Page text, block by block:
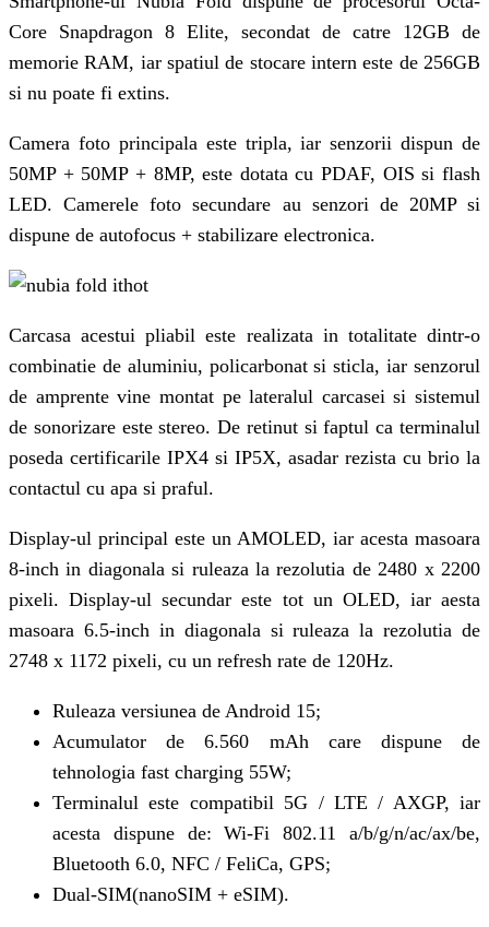
Core Snapdragon 8 Elite, secondat de catre 12GB de
memorie RAM, iar spatiul de stocare intern este de 256GB
si nu poate fi extins.
Camera foto principala este tripla, iar senzorii dispun de
50MP + 50MP + 8MP, este dotata cu PDAF, OIS si flash
LED. Camerele foto secundare au senzori de 20MP si
dispune de autofocus + stabilizare electronica.
Carcasa acestui pliabil este realizata in totalitate dintr-o
combinatie de aluminiu, policarbonat si sticla, iar senzorul
de amprente vine montat pe lateralul carcasei si sistemul
de sonorizare este stereo. De retinut si faptul ca terminalul
poseda certificarile IPX4 si IP5X, asadar rezista cu brio la
contactul cu apa si praful.
Display-ul principal este un AMOLED, iar acesta masoara
8-inch in diagonala si ruleaza la rezolutia de 2480 x 2200
pixeli. Display-ul secundar este tot un OLED, iar aesta
masoara 6.5-inch in diagonala si ruleaza la rezolutia de
2748 x 1172 pixeli, cu un refresh rate de 120Hz.
Ruleaza versiunea de Android 15;
Acumulator de 6.560 mAh care dispune de
tehnologia fast charging 55W;
Terminalul este compatibil 5G / LTE / AXGP, iar
acesta dispune de: Wi-Fi 802.11 a/b/g/n/ac/ax/be,
Bluetooth 6.0, NFC / FeliCa, GPS;
Dual-SIM(nanoSIM + eSIM).